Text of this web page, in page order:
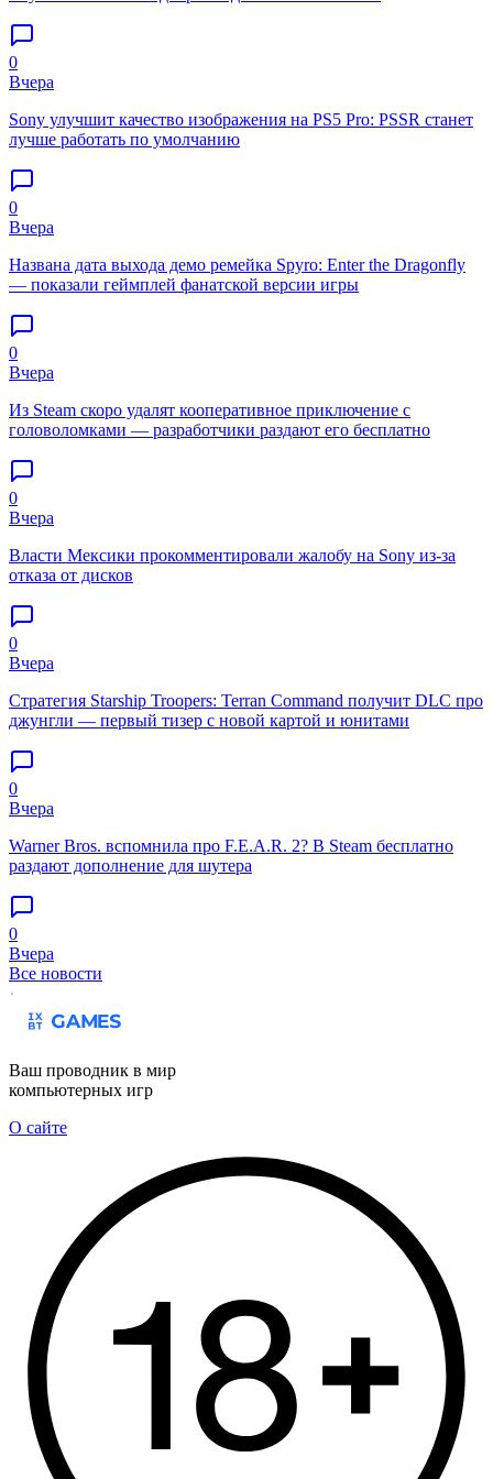
0
Вчера
Sony улучшит качество изображения на PS5 Pro: PSSR станет
лучше работать по умолчанию
0
Вчера
Названа дата выхода демо ремейка Spyro: Enter the Dragonfly
— показали геймплей фанатской версии игры
0
Вчера
Из Steam скоро удалят кооперативное приключение с
головоломками — разработчики раздают его бесплатно
0
Вчера
Власти Мексики прокомментировали жалобу на Sony из-за
отказа от дисков
0
Вчера
Стратегия Starship Troopers: Terran Command получит DLC про
джунгли — первый тизер с новой картой и юнитами
0
Вчера
Warner Bros. вспомнила про F.E.A.R. 2? В Steam бесплатно
раздают дополнение для шутера
0
Вчера
Все новости
Ваш проводник в мир
компьютерных игр
О сайте